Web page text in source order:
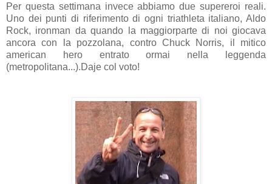
Per questa settimana invece abbiamo due supereroi reali.
Uno dei punti di riferimento di ogni triathleta italiano, Aldo
Rock, ironman da quando la maggiorparte di noi giocava
ancora con la pozzolana, contro Chuck Norris, il mitico
american hero entrato ormai nella leggenda
(metropolitana...).Daje col voto!